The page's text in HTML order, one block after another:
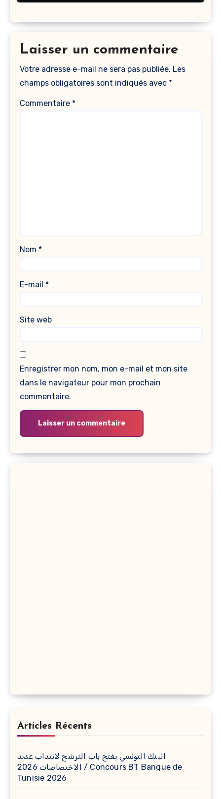
Laisser un commentaire
Votre adresse e-mail ne sera pas publiée. Les
champs obligatoires sont indiqués avec *
Commentaire *
Nom *
E-mail *
Site web
Enregistrer mon nom, mon e-mail et mon site
dans le navigateur pour mon prochain
commentaire.
Articles Récents
البنك التونسي يفتح باب الترشح لانتداب عديد
الاختصاصات 2026 / Concours BT Banque de
Tunisie 2026